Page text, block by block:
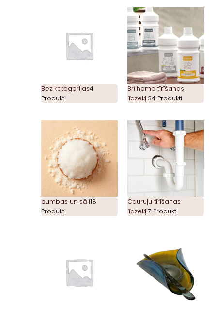
Bez kategorijas4
Produkti
Brilhome tīrīšanas
līdzekļi34 Produkti
bumbas un sāļi18
Produkti
Cauruļu tīrīšanas
līdzekļi7 Produkti